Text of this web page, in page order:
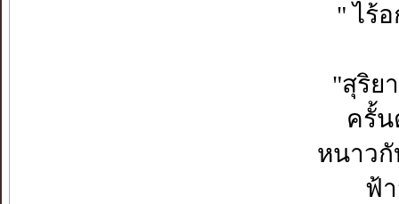
" ไร้
"สุริย
ครั้น
หนาวกั
ฟ้